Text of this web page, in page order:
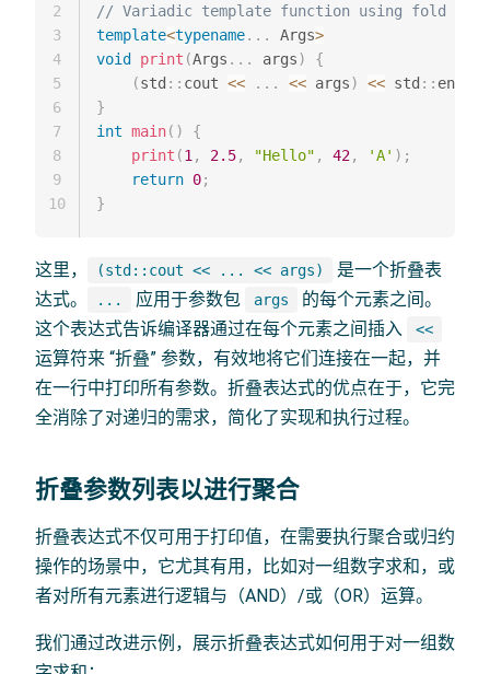
// Variadic template function using fold
template<typename. . . Args>
void
print (Args . . . args)
{
(std :: cout << . . . << args) << std :: endl
}
int main( )
{
print (1 , 2.5, "Hello" , 42, 'A' ) ;
return 0;
}
2
3
4
5
6
7
8
9
10
这里， (std::cout << ... << args)
是一个折叠表
达式。
... 应用于参数包 args
的每个元素之间。
这个表达式告诉编译器通过在每个元素之间插入
<<
运算符来 “折叠” 参数，有效地将它们连接在一起，并
在一行中打印所有参数。折叠表达式的优点在于，它完
全消除了对递归的需求，简化了实现和执行过程。
折叠参数列表以进行聚合
折叠表达式不仅可用于打印值，在需要执行聚合或归约
操作的场景中，它尤其有用，比如对一组数字求和，或
者对所有元素进行逻辑与（AND）/或（OR）运算。
我们通过改进示例，展示折叠表达式如何用于对一组数